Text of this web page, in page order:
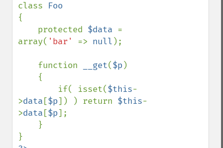
class
{
    protected
$data =
array( 'bar' => null );
    function
__get($p )
        if( isset(
$this-
>data [$p]) ) return $this-
>data [$p];